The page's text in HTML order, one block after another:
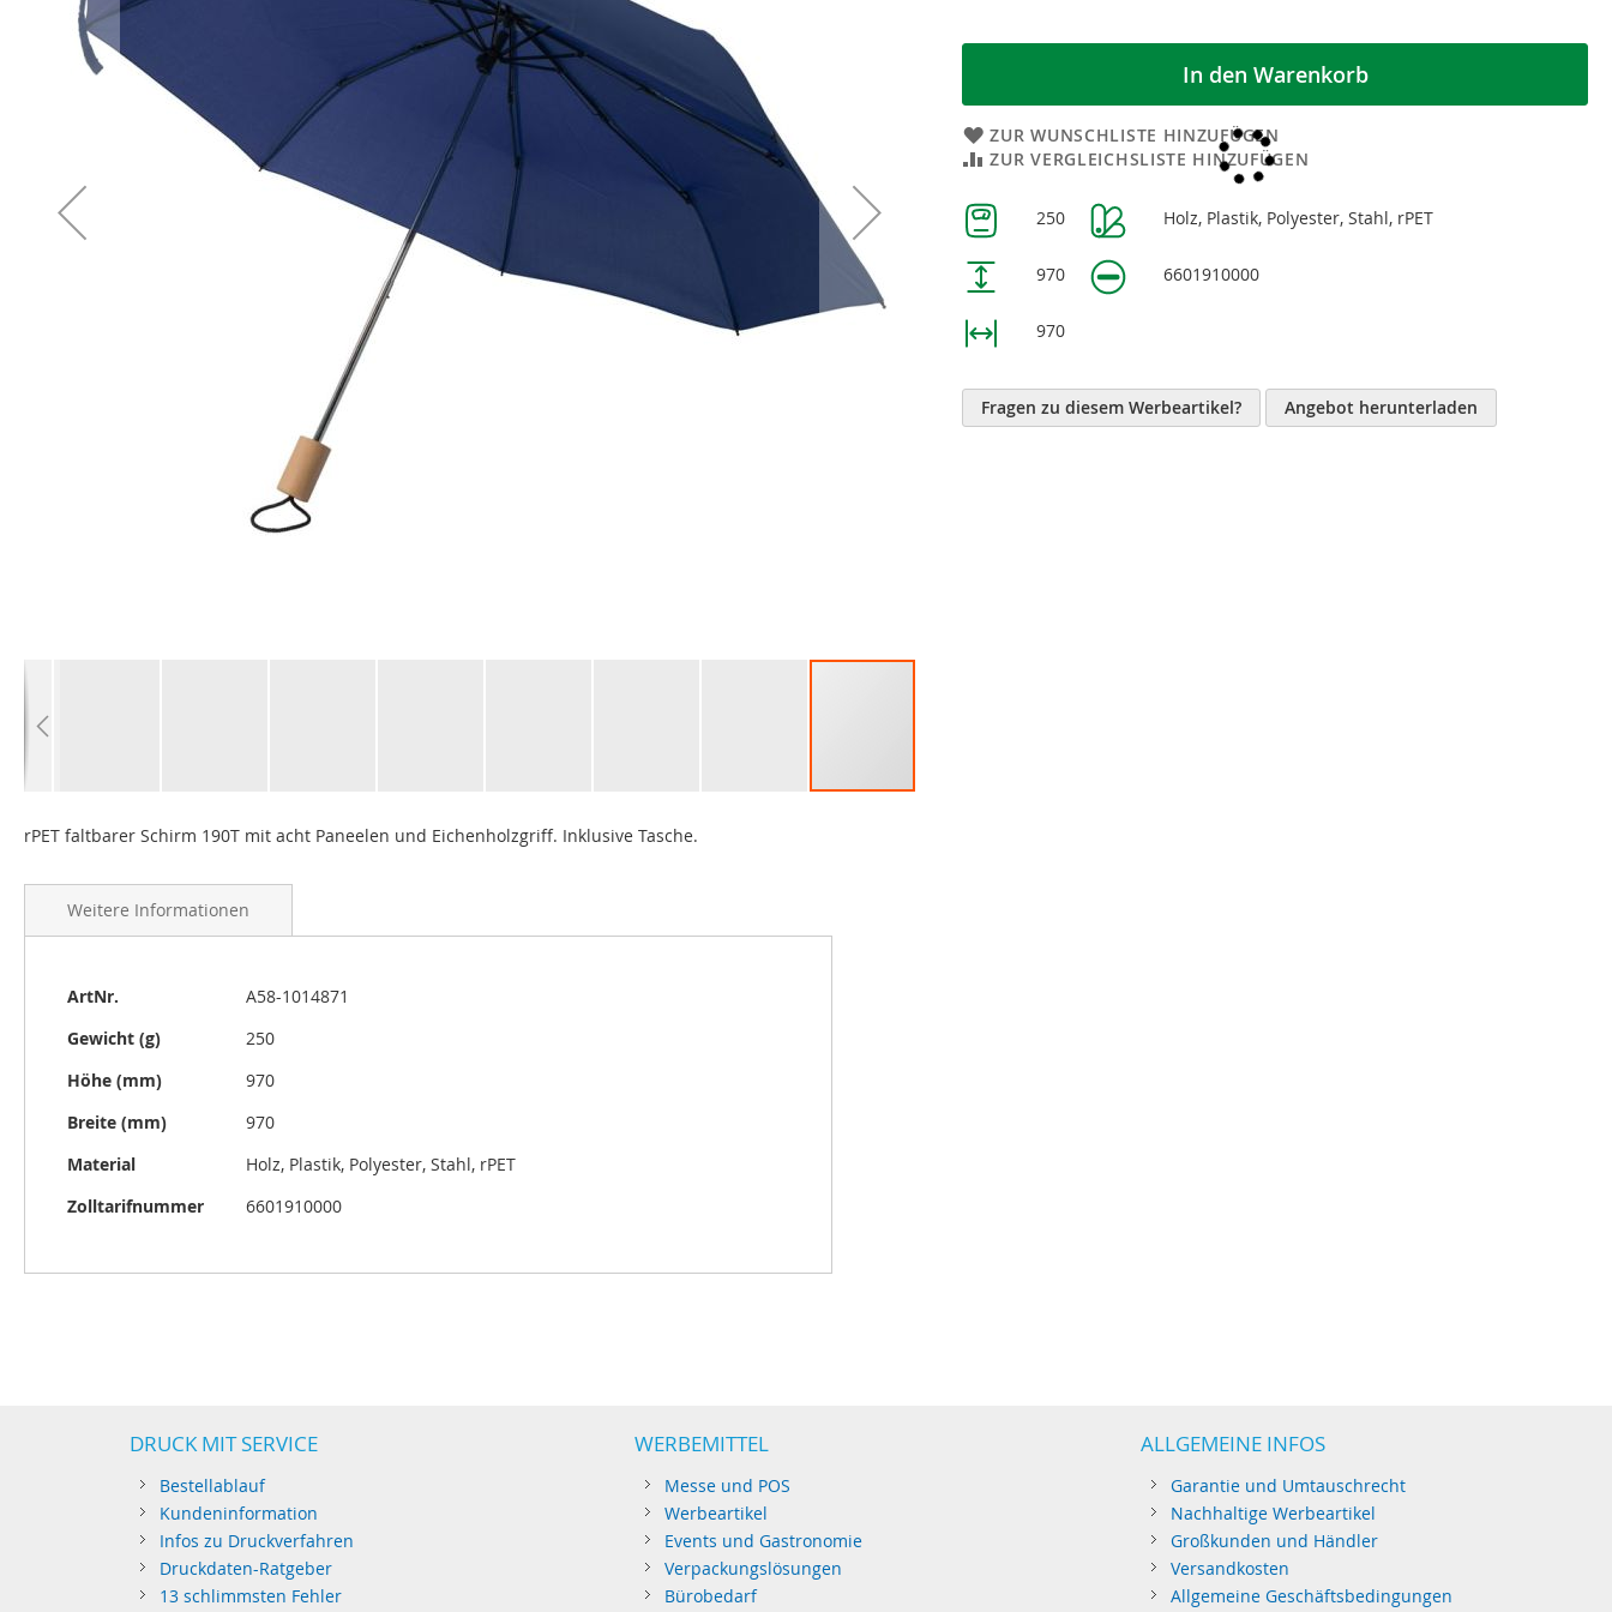
In den Warenkorb
ZUR WUNSCHLISTE HINZUFÜGEN
ZUR VERGLEICHSLISTE HINZUFÜGEN
Weitere
Informationen
250 Holz, Plastik, Polyester, Stahl, rPET
970 6601910000
970
Fragen zu diesem Werbeartikel? Angebot herunterladen
Anfang
springen
rPET faltbarer Schirm 190T mit acht Paneelen und Eichenholzgriff. Inklusive Tasche.
Weitere Informationen
Weitere
ArtNr.
A58-1014871
Gewicht (g)
250
Höhe (mm)
970
Breite (mm)
970
Material
Holz, Plastik, Polyester, Stahl, rPET
Zolltarifnummer
6601910000
DRUCK MIT SERVICE
Bestellablauf
Kundeninformation
Infos zu Druckverfahren
Druckdaten-Ratgeber
13 schlimmsten Fehler
WERBEMITTEL
Messe und POS
Werbeartikel
Events und Gastronomie
Verpackungslösungen
Bürobedarf
ALLGEMEINE INFOS
Garantie und Umtauschrecht
Nachhaltige Werbeartikel
Großkunden und Händler
Versandkosten
Allgemeine Geschäftsbedingungen